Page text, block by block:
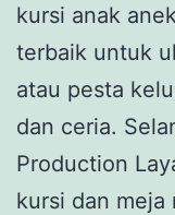
kursi anak
terbaik untuk
atau pesta
dan ceria.
Production
kursi dan meja